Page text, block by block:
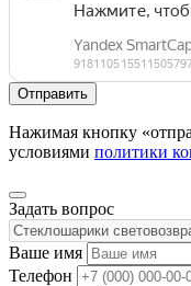
Нажимая кнопку
условиями политики
Задать вопрос
Ваше имя
Телефон